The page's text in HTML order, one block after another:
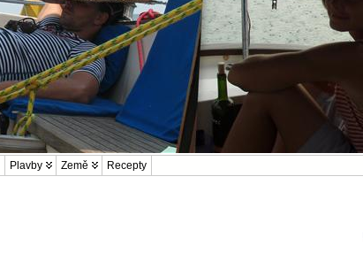
Plavby Země Recepty